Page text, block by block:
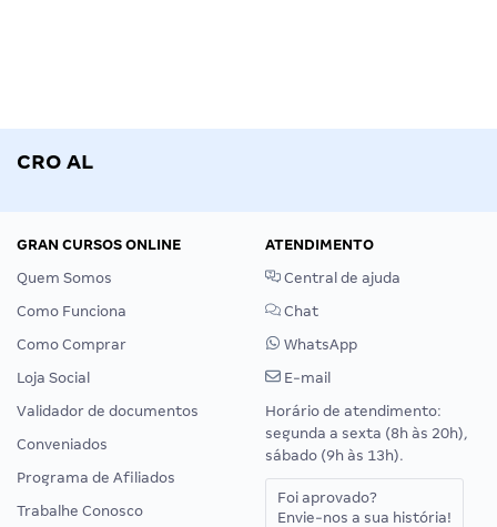
CRO AL
GRAN CURSOS ONLINE
Quem Somos
Como Funciona
Como Comprar
Loja Social
Validador de documentos
Conveniados
Programa de Afiliados
Trabalhe Conosco
ATENDIMENTO
Central de ajuda
Chat
WhatsApp
E-mail
Horário de atendimento:
segunda a sexta (8h às 20h),
sábado (9h às 13h).
Foi aprovado?
Envie-nos a sua história!